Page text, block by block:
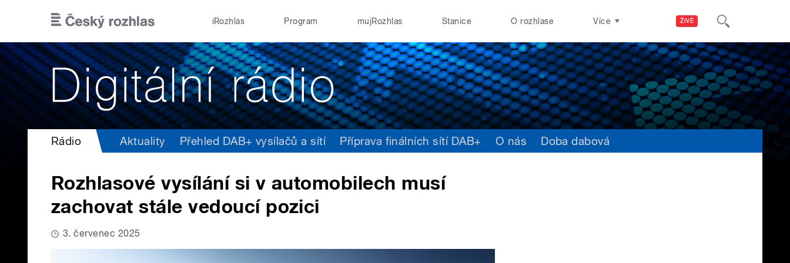
ŽIVĚ
iRozhlas Program mujRozhlas Stanice O rozhlase Více
Rádio Aktuality Přehled DAB+ vysílačů a sítí Příprava finálních sítí DAB+ O nás Doba dabová
Rozhlasové vysílání si v automobilech musí
zachovat stále vedoucí pozici
3. červenec 2025